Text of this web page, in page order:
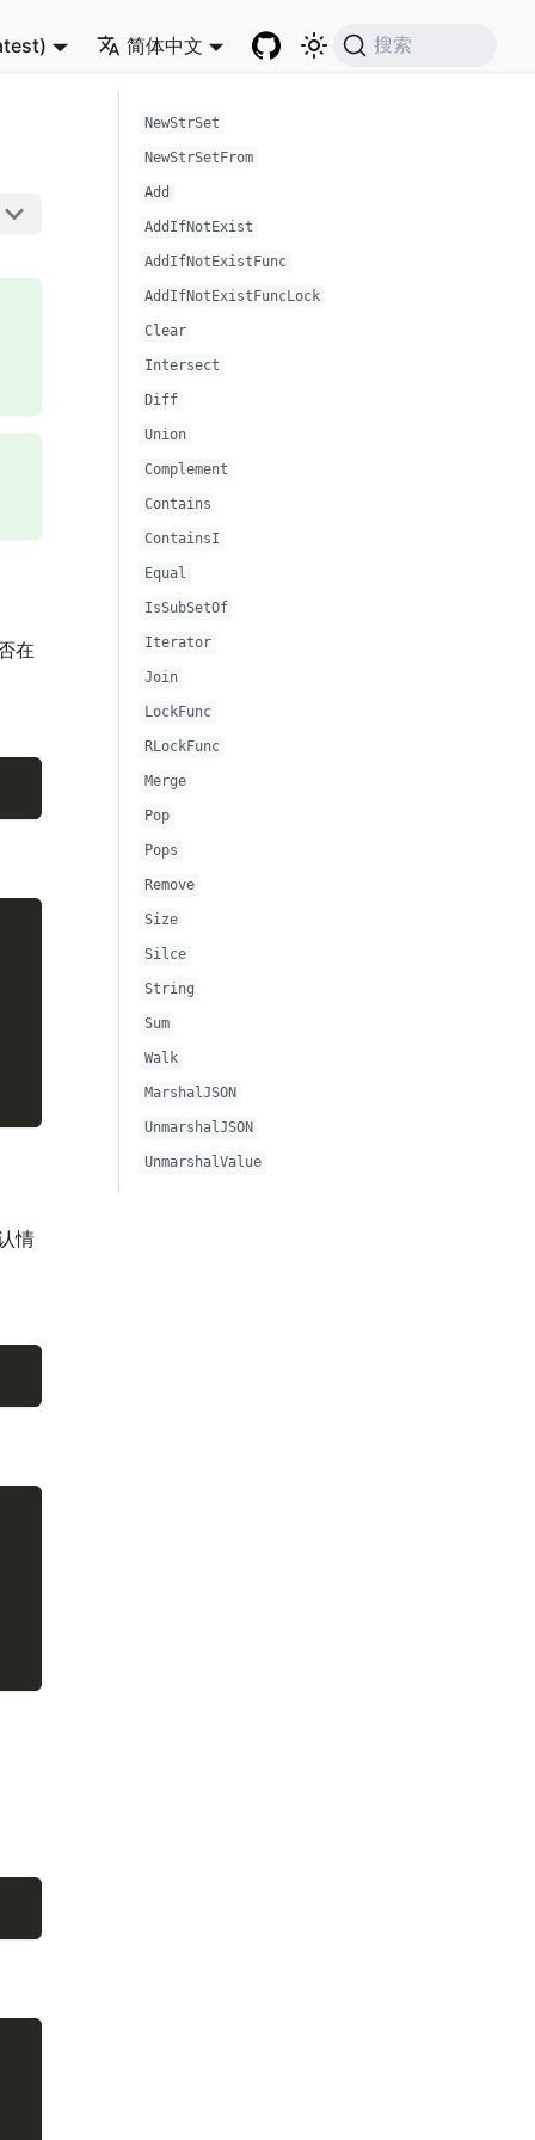
简体中文 搜索
在
情
NewStrSet
NewStrSetFrom
Add
AddIfNotExist
AddIfNotExistFunc
AddIfNotExistFuncLock
Clear
Intersect
Diff
Union
Complement
Contains
ContainsI
Equal
IsSubSetOf
Iterator
Join
LockFunc
RLockFunc
Merge
Pop
Pops
Remove
Size
Silce
String
Sum
Walk
MarshalJSON
UnmarshalJSON
UnmarshalValue